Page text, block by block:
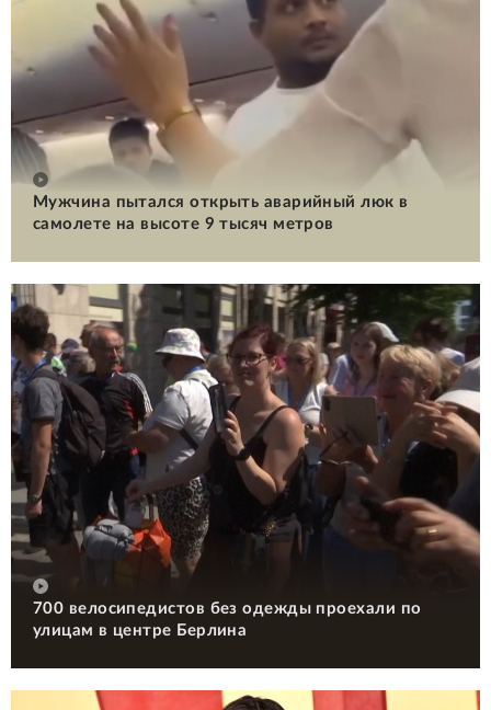
Мужчина пытался открыть аварийный люк в
самолете на высоте 9 тысяч метров
700 велосипедистов без одежды проехали по
улицам в центре Берлина